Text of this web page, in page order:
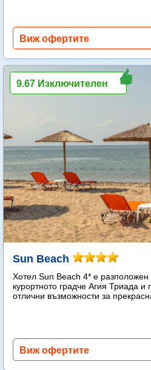
Виж офертите
Sun Beach
Хотел Sun Beach 4* е
курортното градче Агия Триада и
отлични възможности за
9.67 Изключителен
Виж офертите